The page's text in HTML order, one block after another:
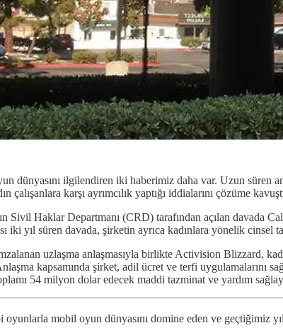
dünyasını ilgilendiren iki haberimiz daha var. Uzun süren
çalışanlara karşı ayrımcılık yaptığı iddialarını çözüme
Sivil Haklar Departmanı (CRD) tarafından açılan davada
iki yıl süren davada, şirketin ayrıca kadınlara yönelik cinsel
uzlaşma anlaşmasıyla birlikte Activision Blizzard,
kapsamında şirket, adil ücret ve terfi
54 milyon dolar edecek maddi tazminat ve yardım
oyunlarla mobil oyun dünyasını domine eden ve geçtiğimiz